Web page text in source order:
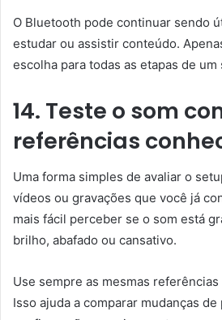
O Bluetooth pode continuar sendo
estudar ou assistir conteúdo.
escolha para todas as etapas de
14. Teste o som
referências
Uma forma simples de avaliar o
vídeos ou gravações que você já
mais fácil perceber se o som está
brilho, abafado ou cansativo.
Use sempre as mesmas
Isso ajuda a comparar mudanças